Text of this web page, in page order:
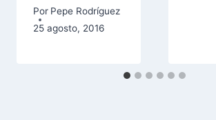
Por Pepe Rodríguez
25 agosto, 2016